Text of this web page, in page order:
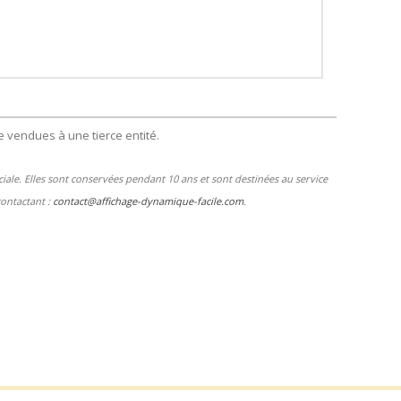
vendues à une tierce entité.
Elles sont conservées pendant 10 ans et sont destinées au service
: contact@affichage-dynamique-facile.com.